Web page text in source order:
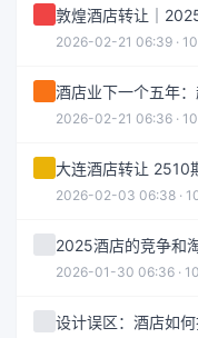
敦煌酒店转让｜
2026-02-21 06:39 ·
酒店业下一个五年
2026-02-21 06:36 ·
大连酒店转让 2510
2026-02-03 06:38 ·
2025酒店的竞争和
2026-01-30 06:36 ·
设计误区：酒店如